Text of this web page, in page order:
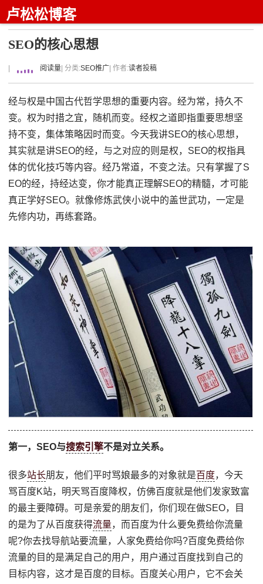
卢松松博客
SEO的核心思想
阅读量 | 分类:SEO推广 | 作者:读者投稿
经与权是中国古代哲学思想的重要内容。经为常，持久不
变。权为时措之宜，随机而变。经权之道即指重要思想坚
持不变，集体策略因时而变。今天我讲SEO的核心思想，
其实就是讲SEO的经，与之对应的则是权，SEO的权指具
体的优化技巧等内容。经乃常道，不变之法。只有掌握了S
EO的经，持经达变，你才能真正理解SEO的精髓，才可能
真正学好SEO。就像修炼武侠小说中的盖世武功，一定是
先修内功，再练套路。
第一，SEO与搜索引擎不是对立关系。
很多站长朋友，他们平时骂娘最多的对象就是百度，今天
骂百度K站，明天骂百度降权，仿佛百度就是他们发家致富
的最主要障碍。可是亲爱的朋友们，你们现在做SEO，目
的是为了从百度获得流量，而百度为什么要免费给你流量
呢?你去找导航站要流量，人家免费给你吗?百度免费给你
流量的目的是满足自己的用户，用户通过百度找到自己的
目标内容，这才是百度的目标。百度关心用户，它不会关